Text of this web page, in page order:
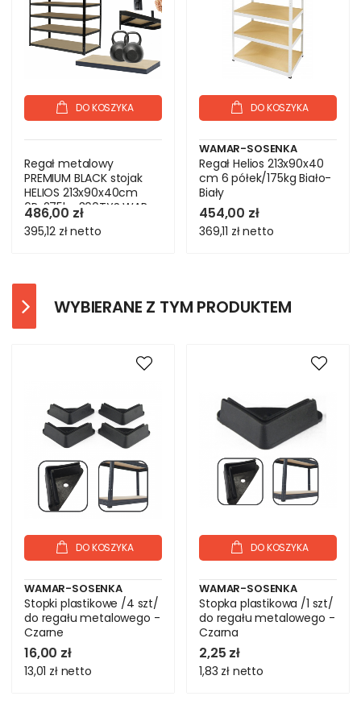
DO KOSZYKA
Regał metalowy
PREMIUM BLACK stojak
HELIOS 213x90x40cm
6Px275kg 300TYS WAR
486,00 zł
395,12 złnetto
DO KOSZYKA
WAMAR-SOSENKA
Regał Helios 213x90x40
cm 6 półek/175kg Biało-
Biały
454,00 zł
369,11 złnetto
WYBIERANE Z TYM PRODUKTEM
DO KOSZYKA
WAMAR-SOSENKA
Stopki plastikowe /4 szt/
do regału metalowego -
Czarne
16,00 zł
13,01 zł netto
DO KOSZYKA
WAMAR-SOSENKA
Stopka plastikowa /1 szt/
do regału metalowego -
Czarna
2,25 zł
1,83 zł netto